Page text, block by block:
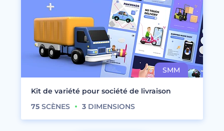
Kit de variété pour société de livraison
75 SCÈNES 3 DIMENSIONS